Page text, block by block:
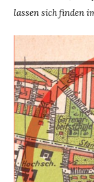
lassen sich finden